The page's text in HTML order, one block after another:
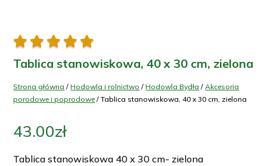
    
Tablica stanowiskowa, 40 x 30 cm, zielona
Strona główna /Hodowla i rolnictwo /Hodowla Bydła /Akcesoria
porodowe i poprodowe / Tablica stanowiskowa, 40 x 30 cm, zielona
43.00zł
Tablica stanowiskowa 40 x 30 cm- zielona